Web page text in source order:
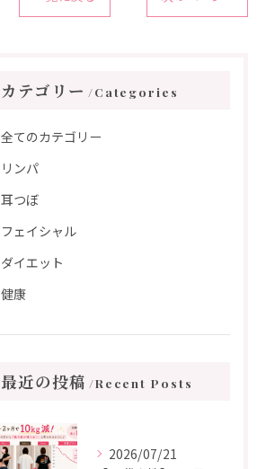
カテゴリー Categories
全てのカテゴリー
リンパ
耳つぼ
フェイシャル
ダイエット
健康
最近の投稿 Recent Posts
2026/07/21